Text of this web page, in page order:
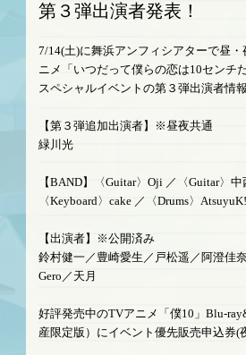
第３弾出演者発表！
7/14(土)に舞浜アンフィシアターで昼
ニメ「いつだって僕らの恋は10センチ
スペシャルイベントの第３弾出演者情
【第３弾追加出演者】※昼夜共通
緑川光
【BAND】〈Guitar〉Oji ／〈Guitar〉
〈Keyboard〉cake ／〈Drums〉AtsuyuK!
【出演者】※公開済み
鈴村健一／豊崎愛生／戸松遥／阿澄佳
Gero／天月
好評発売中のTVアニメ「僕10」Blu-
産限定版）にイベント優先販売申込券(